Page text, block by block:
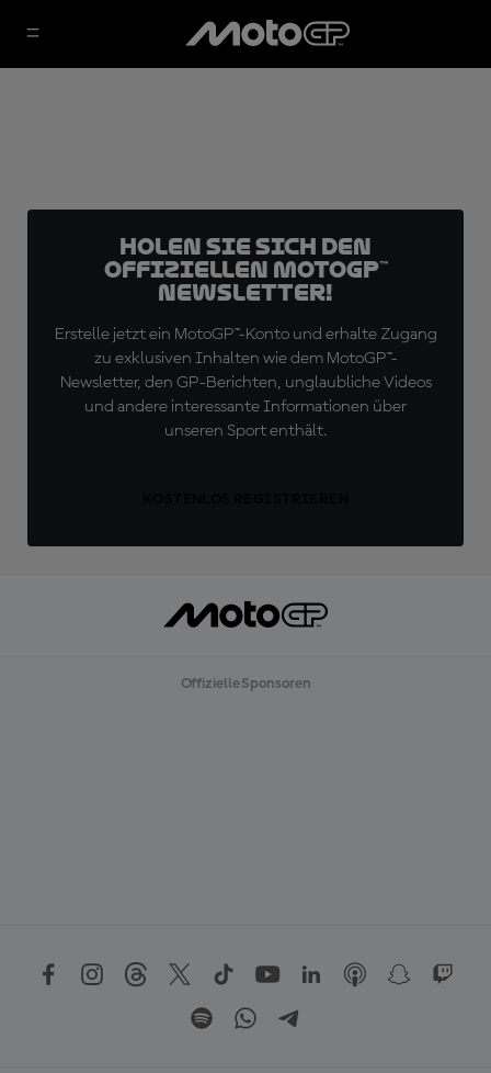
Holen Sie sich den
offiziellen MotoGP™
Newsletter!
Erstelle jetzt ein MotoGP™-Konto und erhalte Zugang
zu exklusiven Inhalten wie dem MotoGP™-
Newsletter, den GP-Berichten, unglaubliche Videos
und andere interessante Informationen über
unseren Sport enthält.
Offizielle Sponsoren